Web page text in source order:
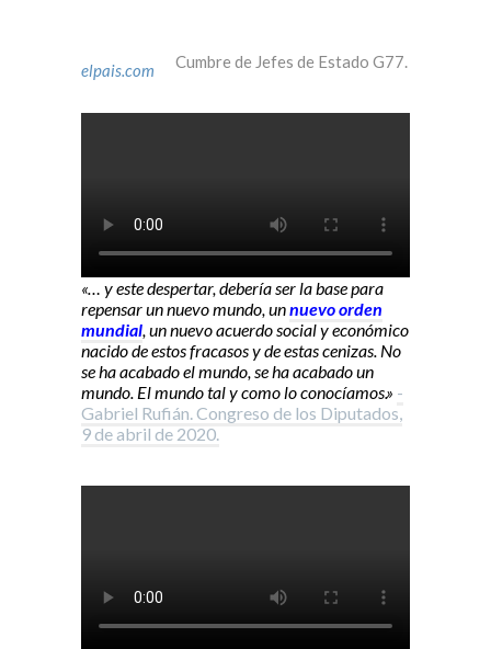
elpais.com Cumbre de Jefes de Estado G77.
«… y este despertar, debería ser la base para
repensar un nuevo mundo, unnuevo orden
mundial, un nuevo acuerdo social y económico
nacido de estos fracasos y de estas cenizas. No
se ha acabado el mundo, se ha acabado un
mundo. El mundo tal y como lo conocíamos.» -
Gabriel Rufián. Congreso de los Diputados,
9 de abril de 2020.